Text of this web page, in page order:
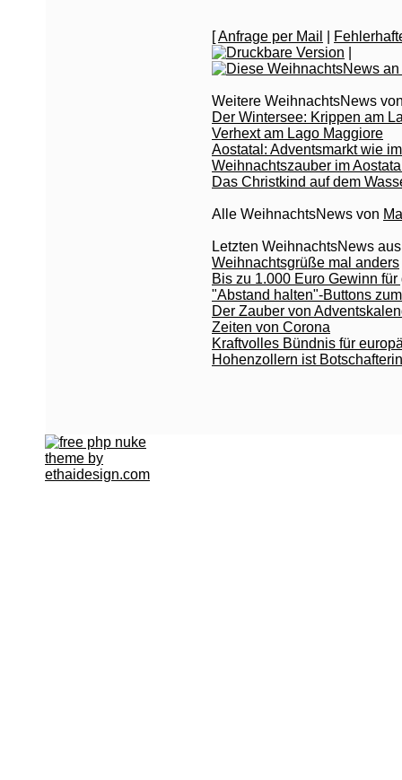
[Anfrage per Mail
Weitere WeihnachtsNews
Der Wintersee: Krippen am
Verhext am Lago Maggiore
Aostatal: Adventsmarkt wie
Weihnachtszauber im
Das Christkind auf dem
Alle WeihnachtsNews von
Letzten WeihnachtsNews
Weihnachtsgrüße mal anders
Bis zu 1.000 Euro Gewinn
"Abstand halten"-Buttons
Der Zauber von
Zeiten von Corona
Kraftvolles Bündnis für
Hohenzollern ist